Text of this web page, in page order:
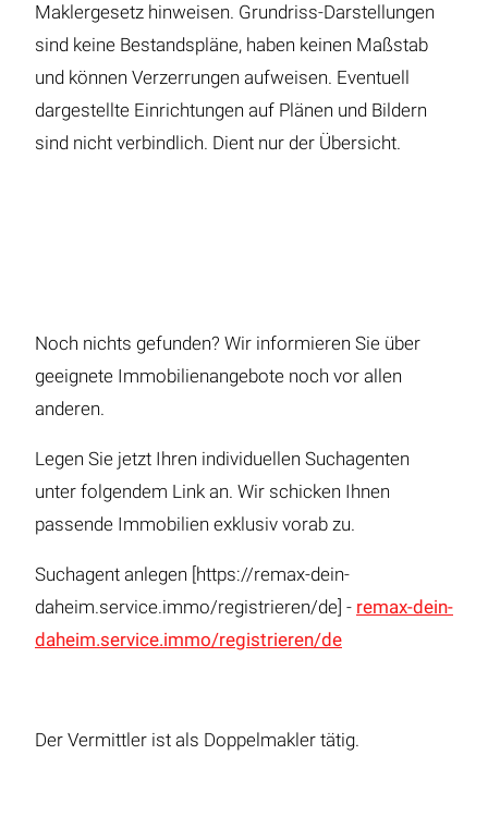
Maklergesetz hinweisen. Grundriss-Darstellungen
sind keine Bestandspläne, haben keinen Maßstab
und können Verzerrungen aufweisen. Eventuell
dargestellte Einrichtungen auf Plänen und Bildern
sind nicht verbindlich. Dient nur der Übersicht.
Noch nichts gefunden? Wir informieren Sie über
geeignete Immobilienangebote noch vor allen
anderen.
Legen Sie jetzt Ihren individuellen Suchagenten
unter folgendem Link an. Wir schicken Ihnen
passende Immobilien exklusiv vorab zu.
Suchagent anlegen [https://remax-dein-
daheim.service.immo/registrieren/de] - remax-dein-
daheim.service.immo/registrieren/de
Der Vermittler ist als Doppelmakler tätig.